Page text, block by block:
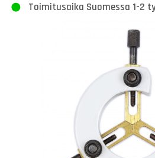
Toimitusaika Suomessa 1-2